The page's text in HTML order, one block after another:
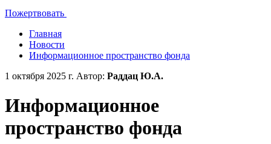
Пожертвовать
Главная
Новости
Информационное пространство фонда
1 октября 2025 г. Автор: Раддац Ю.А.
Информационное
пространство фонда